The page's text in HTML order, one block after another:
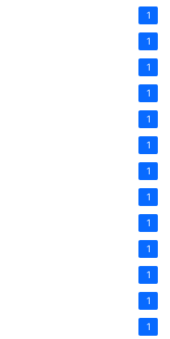
1
1
1
1
1
1
1
1
1
1
1
1
1